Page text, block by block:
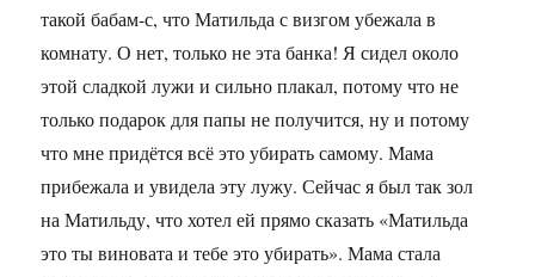
такой бабам-с, что Матильда с визгом убежала в
комнату. О нет, только не эта банка! Я сидел около
этой сладкой лужи и сильно плакал, потому что не
только подарок для папы не получится, ну и потому
что мне придётся всё это убирать самому. Мама
прибежала и увидела эту лужу. Сейчас я был так зол
на Матильду, что хотел ей прямо сказать «Матильда
это ты виновата и тебе это убирать». Мама стала